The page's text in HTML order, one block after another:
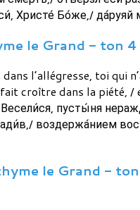
Христе́ Бо́же,/
le Grand - ton 4 /
l’allégresse, toi qui
croître dans la piété, /
пусты́ня
воздержа́нием
le Grand - ton